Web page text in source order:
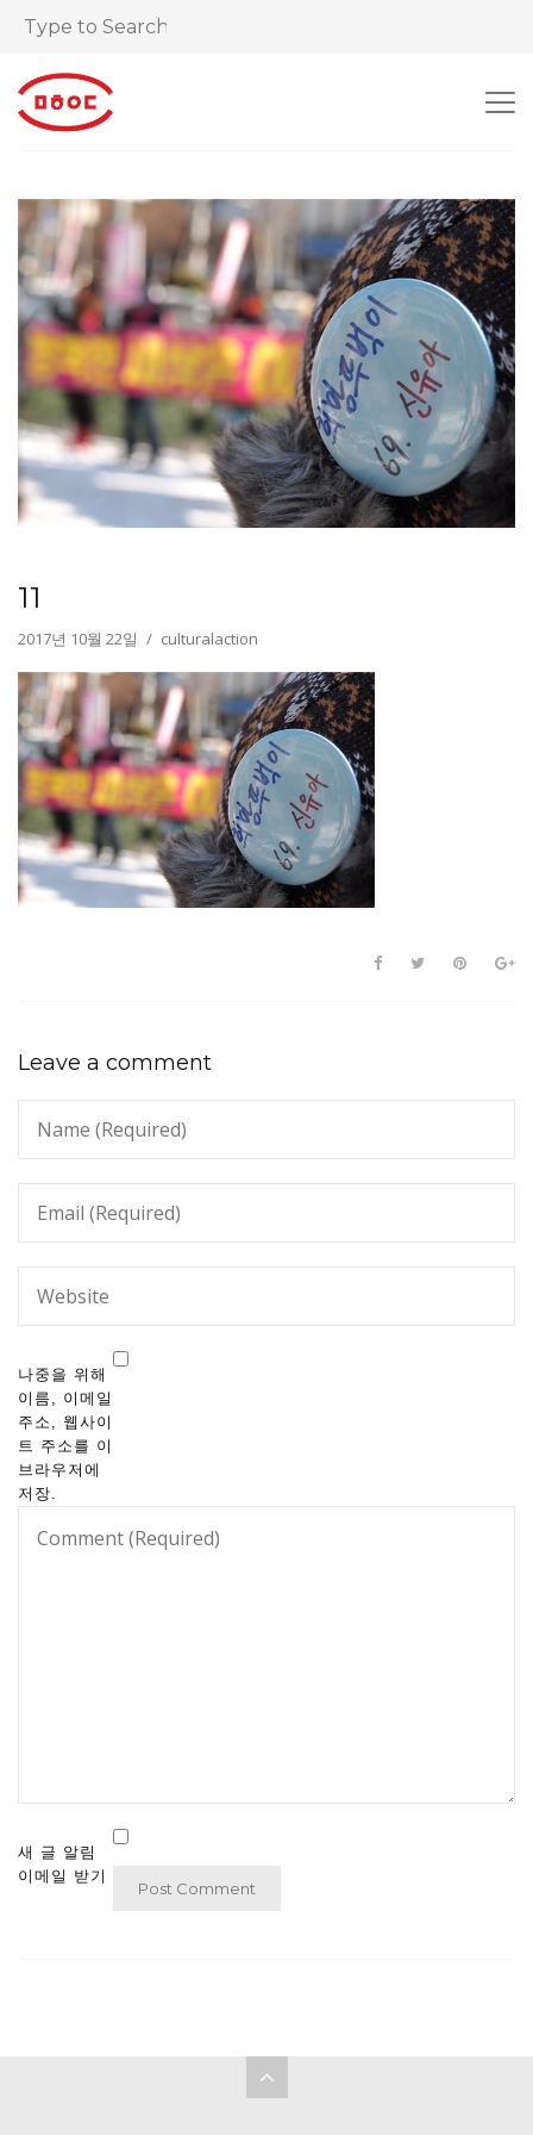
11
2017년 10월 22일 culturalaction
Leave a comment
나중을 위해
이름, 이메일
주소, 웹사이
트 주소를 이
브라우저에
저장.
새 글 알림
이메일 받기